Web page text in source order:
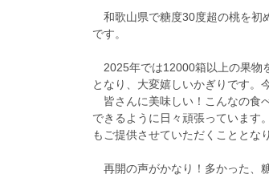
和歌山県で糖度30度超の桃を初
です。
2025年では12000箱以上の果物
となり、大変嬉しいかぎりです。
皆さんに美味しい！こんなの食
できるように日々頑張っています
もご提供させていただくこととな
再開の声がかなり！多かった、